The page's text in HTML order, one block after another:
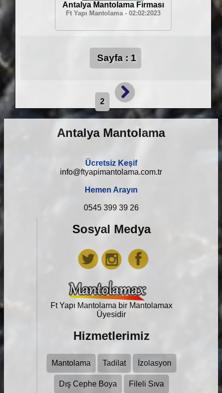
Antalya Mantolama Firması
Ft Yapı Mantolama - 02:02:2023
Sayfa : 1
2
Antalya Mantolama
Ücretsiz Keşif
info@ftyapimantolama.com.tr
Hemen Arayın
0545 399 39 26
Sosyal Medya
Ft Yapı Mantolama bir Mantolamax
Üyesidir
Hizmetlerimiz
Mantolama Tadilat İzolasyon
Dış Cephe Boya Fileli Sıva